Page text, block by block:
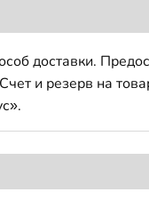
доставки.
и резерв на